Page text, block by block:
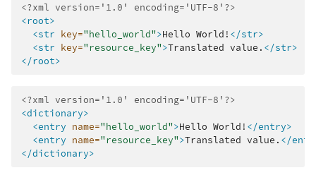
<?xml version='1.0' encoding='UTF-8'?>
<root>
<str key="hello_world">Hello World! </str>
<str key="resource_key">Translated value. </str>
</root>
<?xml version='1.0' encoding='UTF-8'?>
<dictionary>
<entry name="hello_world">Hello World! </entry>
<entry name="resource_key">Translated value. </
</dictionary>